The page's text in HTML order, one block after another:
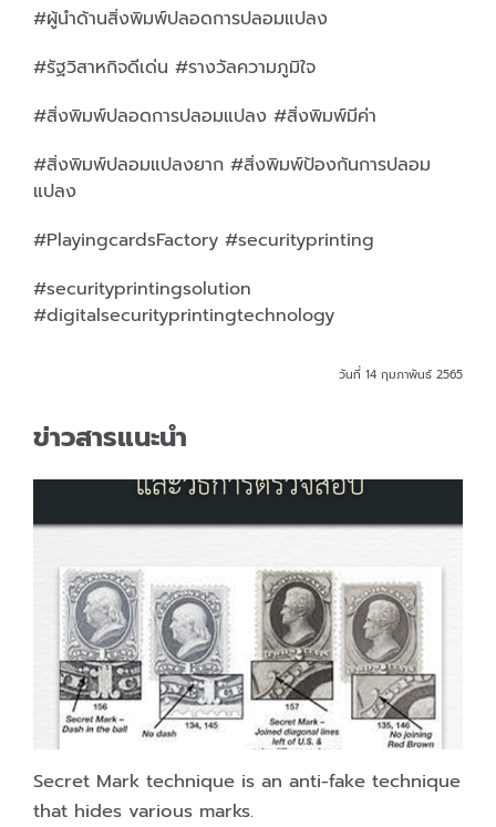
#ผู้นำด้านสิ่งพิมพ์ปลอดการปลอมแปลง
#รัฐวิสาหกิจดีเด่น #รางวัลความภูมิใจ
#สิ่งพิมพ์ปลอดการปลอมแปลง #สิ่งพิมพ์มีค่า
#สิ่งพิมพ์ปลอมแปลงยาก #สิ่งพิมพ์ป้องกันการปลอม
แปลง
#PlayingcardsFactory #securityprinting
#securityprintingsolution
#digitalsecurityprintingtechnology
วันที่ 14 กุมภาพันธ์ 2565
ข่าวสารแนะนำ
Secret Mark technique is an anti-fake technique
that hides various marks.